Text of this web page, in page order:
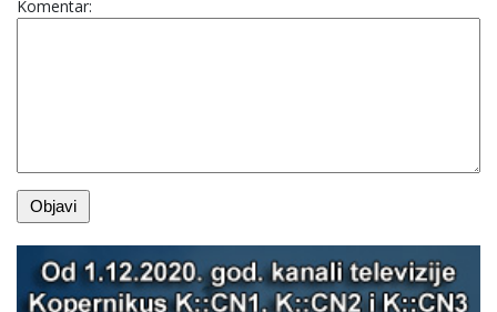
Komentar: